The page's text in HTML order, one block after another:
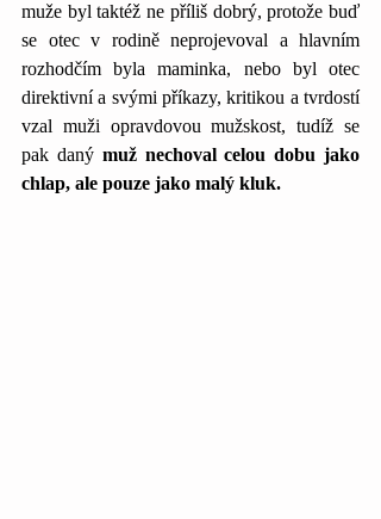
muže byl taktéž ne příliš dobrý, protože buď
se otec v rodině neprojevoval a hlavním
rozhodčím byla maminka, nebo byl otec
direktivní a svými příkazy, kritikou a tvrdostí
vzal muži opravdovou mužskost, tudíž se
pak daný muž nechoval celou dobu jako
chlap, ale pouze jako malý kluk.